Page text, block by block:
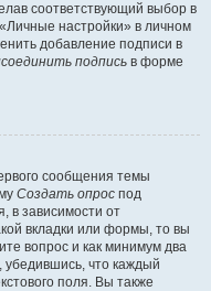
соответствующий выбор в
настройки» в личном
добавление подписи в
подпись в форме
сообщения темы
Создать опрос под
в зависимости от
вкладки или формы, то вы
вопрос и как минимум два
убедившись, что каждый
поля. Вы также